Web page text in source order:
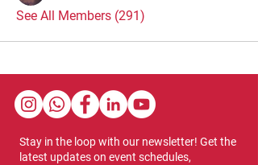
See All Members (291)
Stay in the loop with our newsletter! Get the
latest updates on event schedules,